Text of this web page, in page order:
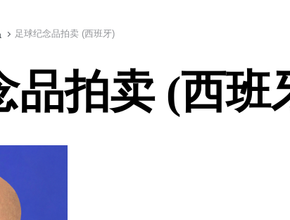
足球纪念品拍卖 (西班牙)
品拍卖 (西班